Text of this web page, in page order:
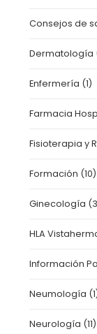
Consejos de
Dermatología
Enfermería (1)
Farmacia
Fisioterapia y
Formación (10)
Ginecología
HLA
Información
Neumología
Neurología (11)